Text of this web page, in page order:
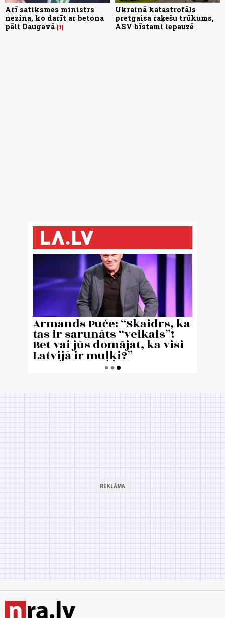
Arī satiksmes ministrs
nezina, ko darīt ar betona
pāli Daugavā 1
Ukrainā katastrofāls
pretgaisa raķešu trūkums,
ASV bīstami iepauzē